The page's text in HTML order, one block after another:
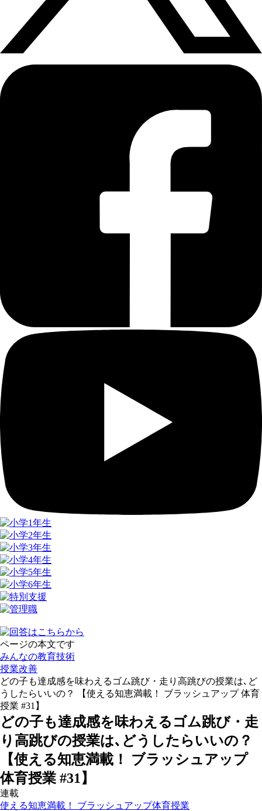
ページの本文です
みんなの教育技術
授業改善
どの子も達成感を味わえるゴム跳び・走り高跳びの授業は､ど
うしたらいいの？ 【使える知恵満載！ ブラッシュアップ 体育
授業 #31】
どの子も達成感を味わえるゴム跳び・走
り高跳びの授業は､どうしたらいいの？
【使える知恵満載！ ブラッシュアップ
体育授業 #31】
連載
使える知恵満載！ ブラッシュアップ体育授業